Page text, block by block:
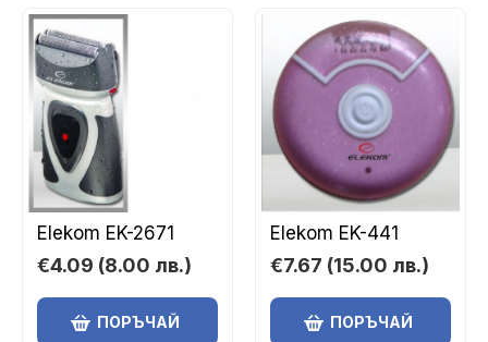
Elekom EK-2671
€4.09 (8.00 лв.)
ПОРЪЧАЙ
Elekom EK-441
€7.67 (15.00 лв.)
ПОРЪЧАЙ